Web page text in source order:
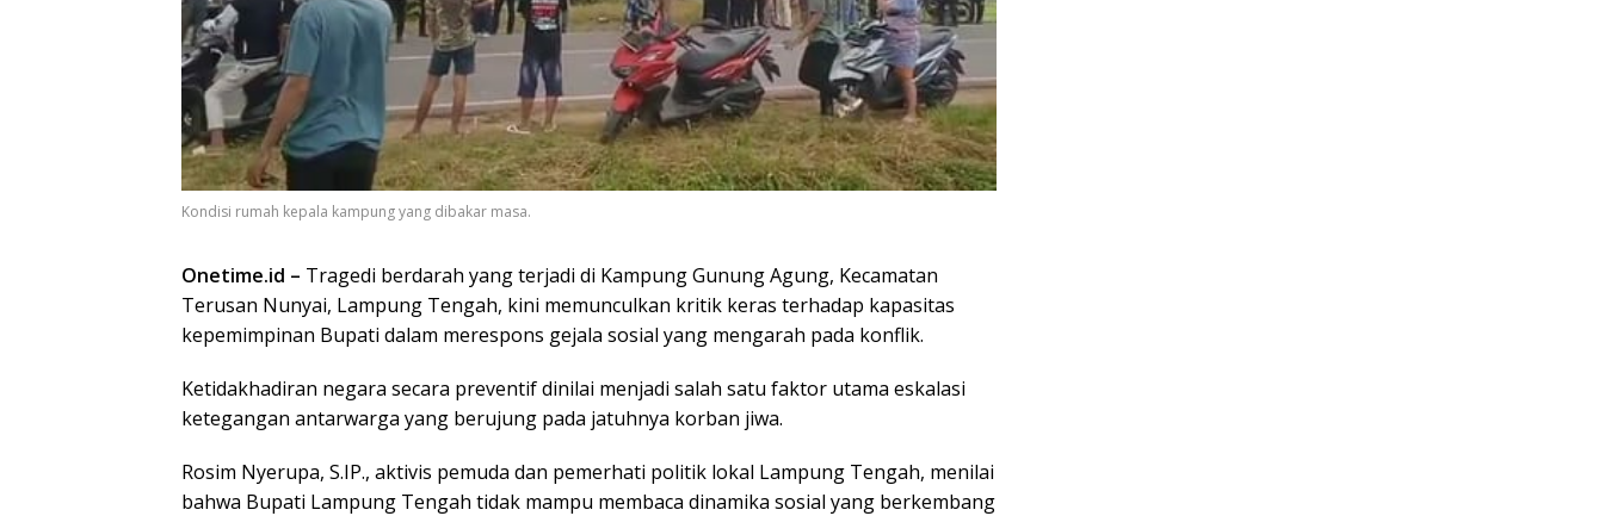
Kondisi rumah kepala kampung yang dibakar masa.
Onetime.id – Tragedi berdarah yang terjadi di Kampung Gunung Agung, Kecamatan
Terusan Nunyai, Lampung Tengah, kini memunculkan kritik keras terhadap kapasitas
kepemimpinan Bupati dalam merespons gejala sosial yang mengarah pada konflik.
Ketidakhadiran negara secara preventif dinilai menjadi salah satu faktor utama eskalasi
ketegangan antarwarga yang berujung pada jatuhnya korban jiwa.
Rosim Nyerupa, S.IP., aktivis pemuda dan pemerhati politik lokal Lampung Tengah, menilai
bahwa Bupati Lampung Tengah tidak mampu membaca dinamika sosial yang berkembang